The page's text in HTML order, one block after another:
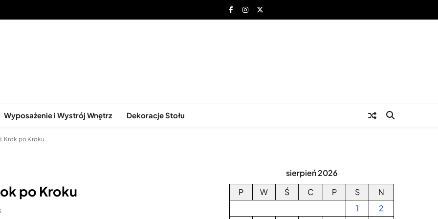
Wyposażenie i Wystrój Wnętrz Dekoracje Stołu
Krok po Kroku
po Kroku
sierpień 2026
P
W Ś C P S
N
1
2